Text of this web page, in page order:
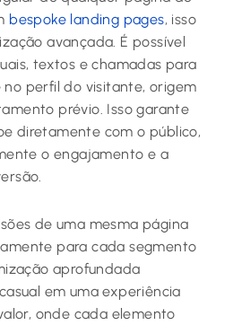
bespoke landing pages, isso
avançada. É possível
textos e chamadas para
no perfil do visitante, origem
prévio. Isso garante
diretamente com o público,
o engajamento e a
de uma mesma página
para cada segmento
aprofundada
em uma experiência
onde cada elemento